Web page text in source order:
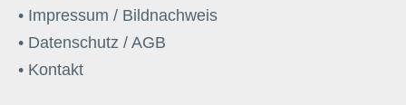
• Impressum / Bildnachweis
• Datenschutz / AGB
• Kontakt